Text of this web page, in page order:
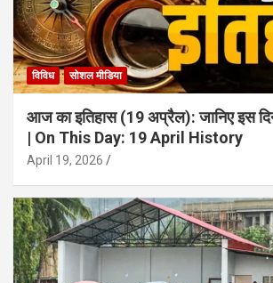
विविध सोशल मीडिया
आज का इतिहास (19 अप्रैल): जानिए इस
| On This Day: 19 April History
April 19, 2026